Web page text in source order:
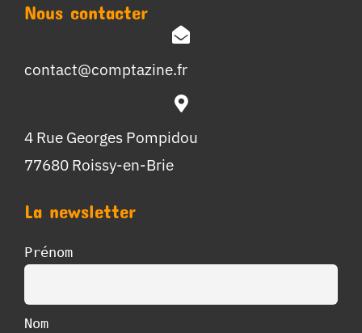
Nous contacter
contact@comptazine.fr
4 Rue Georges Pompidou
77680 Roissy-en-Brie
La newsletter
Prénom
Nom